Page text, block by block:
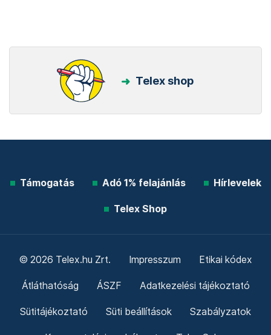
Telex shop
Támogatás Adó 1% felajánlás Hírlevelek
Telex Shop
© 2026 Telex.hu Zrt. Impresszum Etikai kódex
Átláthatóság ÁSZF Adatkezelési tájékoztató
Sütitájékoztató Süti beállítások Szabályzatok